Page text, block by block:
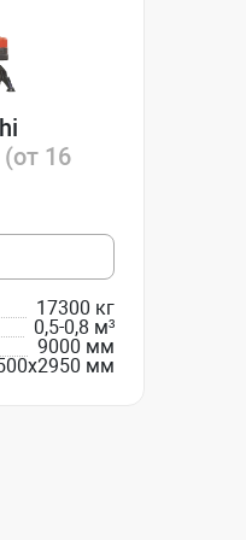
(от 16
17300 кг
0,5-0,8 м³
9000 мм
мм